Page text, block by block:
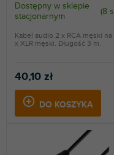
Dostępny w sklepie
stacjonarnym
(8
40,10 zł
DO KOSZYKA
Kabel audio 2 x RCA męski na
x XLR męski. Długość 3 m.